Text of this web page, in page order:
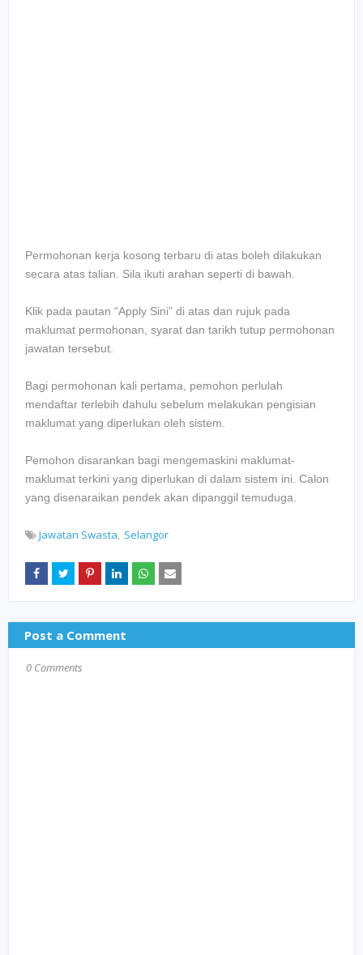
Permohonan kerja kosong terbaru di atas boleh dilakukan
secara atas talian. Sila ikuti arahan seperti di bawah.
Klik pada pautan “Apply Sini” di atas dan rujuk pada
maklumat permohonan, syarat dan tarikh tutup permohonan
jawatan tersebut.
Bagi permohonan kali pertama, pemohon perlulah
mendaftar terlebih dahulu sebelum melakukan pengisian
maklumat yang diperlukan oleh sistem.
Pemohon disarankan bagi mengemaskini maklumat-
maklumat terkini yang diperlukan di dalam sistem ini. Calon
yang disenaraikan pendek akan dipanggil temuduga.
Jawatan Swasta Selangor
Post a Comment
0 Comments